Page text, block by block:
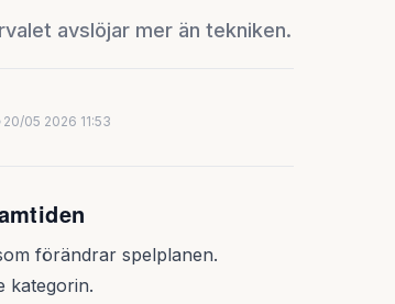
avslöjar mer än tekniken.
20/05 2026 11:53
förändrar spelplanen.
kategorin.